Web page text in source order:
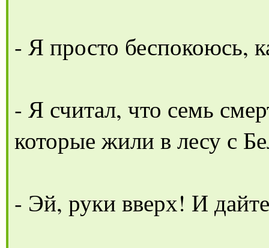
- Я просто беспокоюсь,
- Я считал, что семь
которые жили в лесу с
- Эй, руки вверх! И